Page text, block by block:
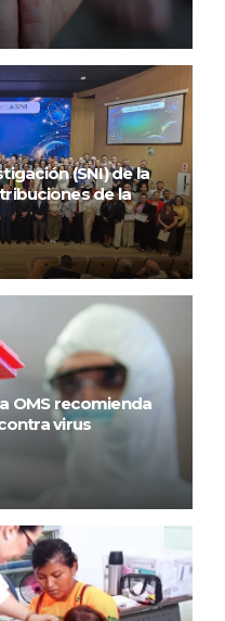
(SNI) de la
de la
OMS recomienda
virus